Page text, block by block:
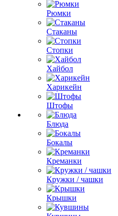
Рюмки
Стаканы
Стопки
Хайбол
Харикейн
Штофы
Блюда
Бокалы
Креманки
Кружки / чашки
Крышки